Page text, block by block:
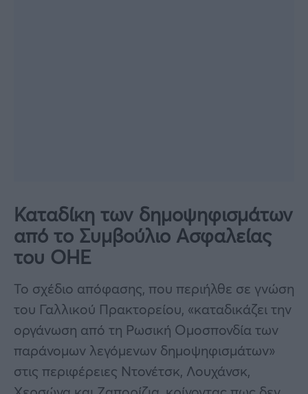
Καταδίκη των δημοψηφισμάτων
από το Συμβούλιο Ασφαλείας
του ΟΗΕ
Το σχέδιο απόφασης, που περιήλθε σε γνώση
του Γαλλικού Πρακτορείου, «καταδικάζει την
οργάνωση από τη Ρωσική Ομοσπονδία των
παράνομων λεγόμενων δημοψηφισμάτων»
στις περιφέρειες Ντονέτσκ, Λουχάνσκ,